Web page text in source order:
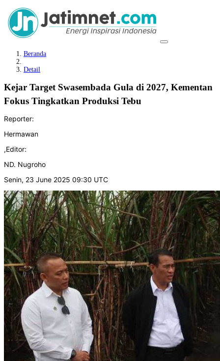
Beranda
Detail
Kejar Target Swasembada Gula di 2027, Kementan
Fokus Tingkatkan Produksi Tebu
Reporter:
Hermawan
,Editor:
ND. Nugroho
Senin, 23 June 2025 09:30 UTC